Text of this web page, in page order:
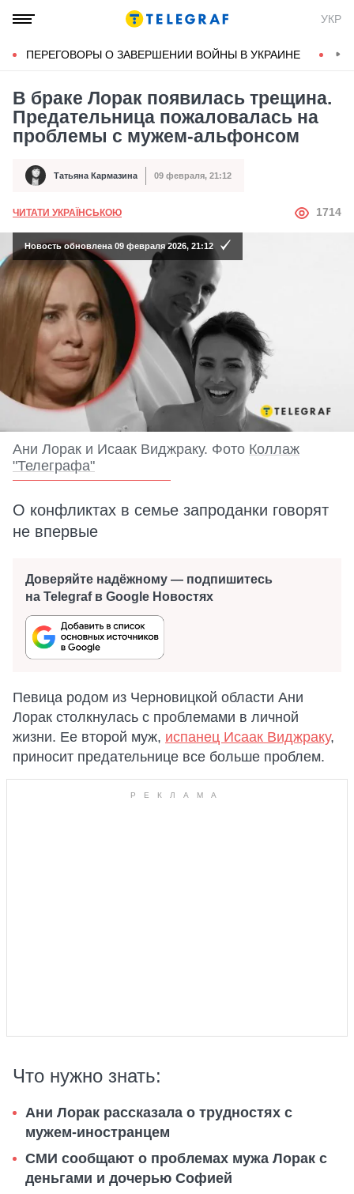
УКР
ПЕРЕГОВОРЫ О ЗАВЕРШЕНИИ ВОЙНЫ В УКРАИНЕ
В браке Лорак появилась трещина.
Предательница пожаловалась на
проблемы с мужем-альфонсом
Автор Татьяна Кармазина
Дата публикации 09 февраля, 21:12
ЧИТАТИ УКРАЇНСЬКОЮ АВТОР
1714
Новость обновлена 09 февраля 2026, 21:12
Ани Лорак и Исаак Виджраку. Фото Коллаж
"Телеграфа"
О конфликтах в семье запроданки говорят
не впервые
Доверяйте надёжному — подпишитесь
на Telegraf в Google Новостях
Певица родом из Черновицкой области Ани
Лорак столкнулась с проблемами в личной
жизни. Ее второй муж, испанец Исаак Виджраку,
приносит предательнице все больше проблем.
Что нужно знать:
Ани Лорак рассказала о трудностях с
мужем-иностранцем
СМИ сообщают о проблемах мужа Лорак с
деньгами и дочерью Софией